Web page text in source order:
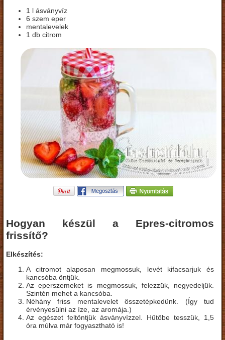
1 l ásványvíz
6 szem eper
mentalevelek
1 db citrom
Hogyan készül a Epres-citromos
frissítő?
Elkészítés:
A citromot alaposan megmossuk, levét kifacsarjuk és
kancsóba öntjük.
Az eperszemeket is megmossuk, felezzük, negyedeljük.
Szintén mehet a kancsóba.
Néhány friss mentalevelet összetépkedünk. (Így tud
érvényesülni az íze, az aromája.)
Az egészet feltöntjük ásványvízzel. Hűtőbe tesszük, 1,5
óra múlva már fogyasztható is!